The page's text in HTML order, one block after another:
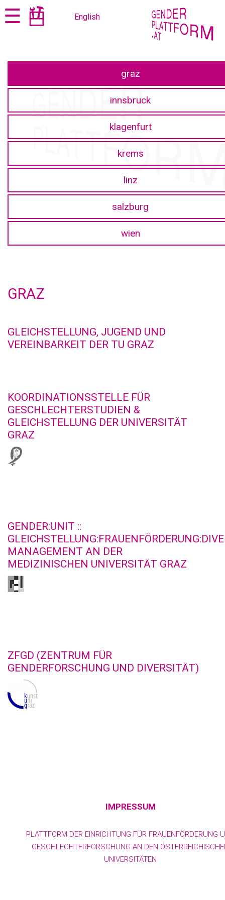
Zum
Seiteninhalt
Zur
Navigation
☰ English
graz
innsbruck
klagenfurt
krems
linz
salzburg
wien
GRAZ
GLEICHSTELLUNG, JUGEND UND
VEREINBARKEIT DER TU GRAZ
KOORDINATIONSSTELLE FÜR
GESCHLECHTERSTUDIEN &
GLEICHSTELLUNG DER UNIVERSITÄT
GRAZ
GENDER:UNIT ::
MANAGEMENT AN DER
MEDIZINISCHEN UNIVERSITÄT GRAZ
ZFGD (ZENTRUM FÜR
GENDERFORSCHUNG UND DIVERSITÄT)
IMPRESSUM
PLATTFORM DER EINRICHTUNG FÜR FRAUENFÖRDERUNG
GESCHLECHTERFORSCHUNG AN DEN
UNIVERSITÄTEN